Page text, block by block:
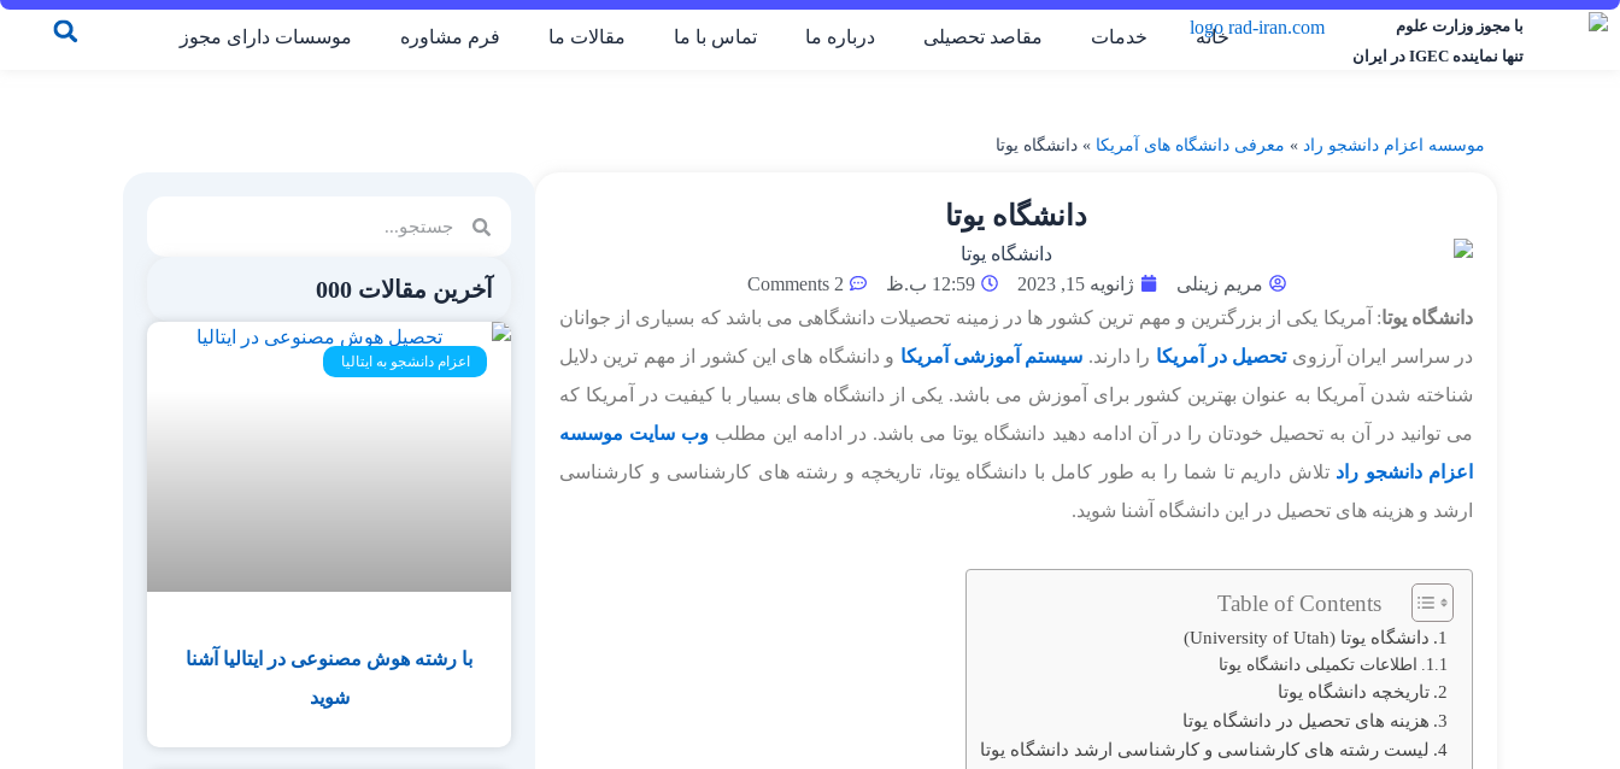
پرش
با مجوز وزارت علوم
تنها نماینده IGEC در ایران
خانه خدمات مقاصد تحصیلی درباره ما تماس با ما مقالات ما فرم مشاوره موسسات دارای مجوز
موسسه اعزام دانشجو راد » معرفی دانشگاه های آمریکا » دانشگاه یوتا
دانشگاه یوتا
مریم زینلی ژانویه 15, 2023 12:59 ب.ظ
2 Comments
دانشگاه یوتا: آمریکا یکی از بزرگترین و مهم ترین کشور ها در زمینه تحصیلات دانشگاهی می باشد که بسیاری از جوانان
در سراسر ایران آرزویتحصیل در آمریکا را دارند. سیستم آموزشی آمریکا و دانشگاه های این کشور از مهم ترین دلایل
شناخته شدن آمریکا به عنوان بهترین کشور برای آموزش می باشد. یکی از دانشگاه های بسیار با کیفیت در آمریکا که
می توانید در آن به تحصیل خودتان را در آن ادامه دهید دانشگاه یوتا می باشد. در ادامه این مطلب وب سایت موسسه
اعزام دانشجو راد تلاش داریم تا شما را به طور کامل با دانشگاه یوتا، تاریخچه و رشته های کارشناسی و کارشناسی
ارشد و هزینه های تحصیل در این دانشگاه آشنا شوید.
Table of Contents
دانشگاه یوتا (University of Utah)
اطلاعات تکمیلی دانشگاه یوتا
تاریخچه دانشگاه یوتا
هزینه های تحصیل در دانشگاه یوتا
لیست رشته های کارشناسی و کارشناسی ارشد دانشگاه یوتا
آخرین مقالات 000
اعزام دانشجو به ایتالیا
با رشته هوش مصنوعی در ایتالیا آشنا
شوید